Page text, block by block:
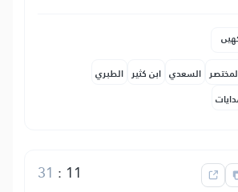
السعدي ابن كثير الطبري
11
:
31